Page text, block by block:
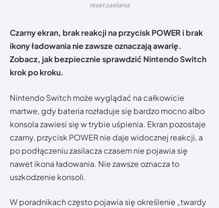
reset zasilania
Czarny ekran, brak reakcji na przycisk POWER i brak
ikony ładowania nie zawsze oznaczają awarię.
Zobacz, jak bezpiecznie sprawdzić Nintendo Switch
krok po kroku.
Nintendo Switch może wyglądać na całkowicie
martwe, gdy bateria rozładuje się bardzo mocno albo
konsola zawiesi się w trybie uśpienia. Ekran pozostaje
czarny, przycisk POWER nie daje widocznej reakcji, a
po podłączeniu zasilacza czasem nie pojawia się
nawet ikona ładowania. Nie zawsze oznacza to
uszkodzenie konsoli.
W poradnikach często pojawia się określenie „twardy